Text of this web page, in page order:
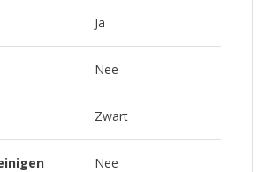
Ja
Nee
Zwart
Nee